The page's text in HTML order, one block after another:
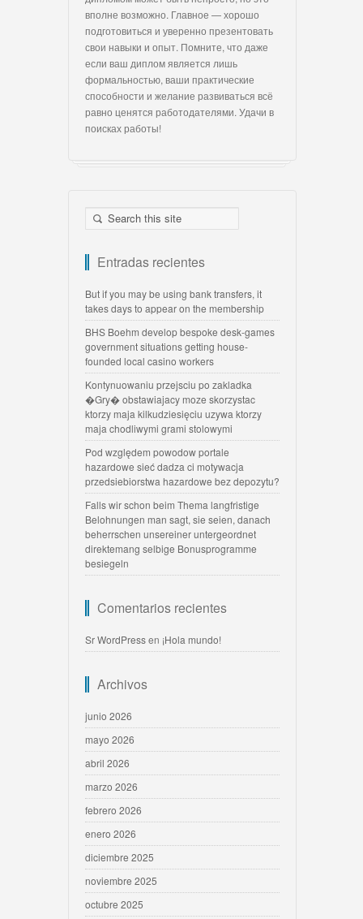
вполне возможно. Главное — хорошо
подготовиться и уверенно презентовать
свои навыки и опыт. Помните, что даже
если ваш диплом является лишь
формальностью, ваши практические
способности и желание развиваться всё
равно ценятся работодателями. Удачи в
поисках работы!
Entradas recientes
But if you may be using bank transfers, it
takes days to appear on the membership
BHS Boehm develop bespoke desk-games
government situations getting house-
founded local casino workers
Kontynuowaniu przejsciu po zakladka
�Gry� obstawiajacy moze skorzystac
ktorzy maja kilkudziesięciu uzywa ktorzy
maja chodliwymi grami stolowymi
Pod względem powodow portale
hazardowe sieć dadza ci motywacja
przedsiebiorstwa hazardowe bez depozytu?
Falls wir schon beim Thema langfristige
Belohnungen man sagt, sie seien, danach
beherrschen unsereiner untergeordnet
direktemang selbige Bonusprogramme
besiegeln
Comentarios recientes
Sr WordPressen ¡Hola mundo!
Archivos
junio 2026
mayo 2026
abril 2026
marzo 2026
febrero 2026
enero 2026
diciembre 2025
noviembre 2025
octubre 2025